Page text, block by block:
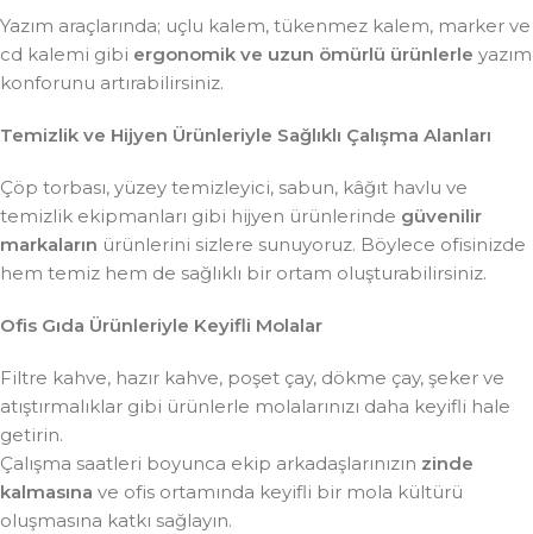
Yazım araçlarında; uçlu kalem, tükenmez kalem, marker ve
cd kalemi gibi ergonomik ve uzun ömürlü ürünlerle yazım
konforunu artırabilirsiniz.
Temizlik ve Hijyen Ürünleriyle Sağlıklı Çalışma Alanları
Çöp torbası, yüzey temizleyici, sabun, kâğıt havlu ve
temizlik ekipmanları gibi hijyen ürünlerinde güvenilir
markaların ürünlerini sizlere sunuyoruz. Böylece ofisinizde
hem temiz hem de sağlıklı bir ortam oluşturabilirsiniz.
Ofis Gıda Ürünleriyle Keyifli Molalar
Filtre kahve, hazır kahve, poşet çay, dökme çay, şeker ve
atıştırmalıklar gibi ürünlerle molalarınızı daha keyifli hale
getirin.
Çalışma saatleri boyunca ekip arkadaşlarınızın zinde
kalmasına ve ofis ortamında keyifli bir mola kültürü
oluşmasına katkı sağlayın.